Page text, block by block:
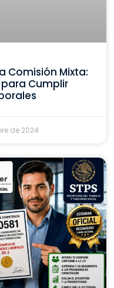
Comisión Mixta:
Cumplir
de 2024